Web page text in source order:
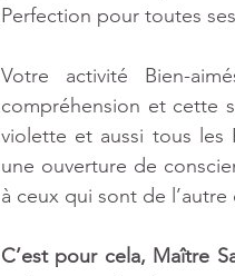
Perfection pour toutes
Votre activité Bien-
compréhension et cette
violette et aussi tous les
une ouverture de
à ceux qui sont de
C’est pour cela, Maître